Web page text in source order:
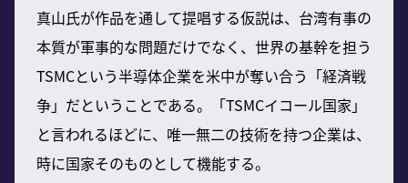
真山氏が作品を通して提唱する仮説は、台湾有事の
本質が軍事的な問題だけでなく、世界の基幹を担う
TSMCという半導体企業を米中が奪い合う「経済戦
争」だということである。「TSMCイコール国家」
と言われるほどに、唯一無二の技術を持つ企業は、
時に国家そのものとして機能する。